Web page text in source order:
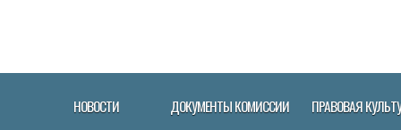
НОВОСТИ ДОКУМЕНТЫ КОМИССИИ ПРАВОВАЯ